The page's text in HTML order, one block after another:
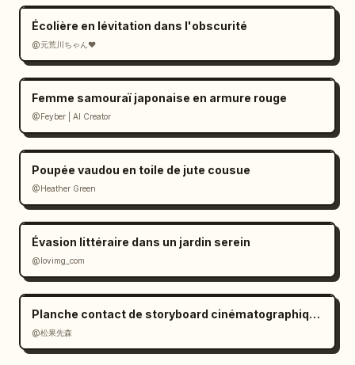
Écolière en lévitation dans l'obscurité
@元荒川ちゃん❤
Femme samouraï japonaise en armure rouge
@Feyber | AI Creator
Poupée vaudou en toile de jute cousue
@Heather Green
Évasion littéraire dans un jardin serein
@lovimg_com
Planche contact de storyboard cinématographique 3×3 à partir d'une seule image d'entrée
@松果先森